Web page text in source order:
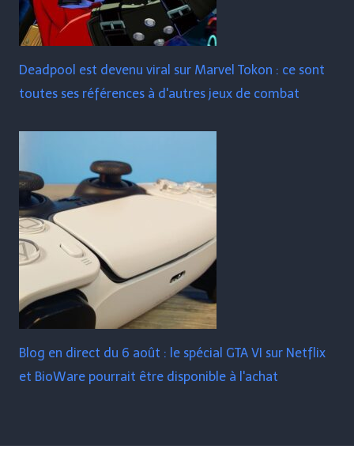
Deadpool est devenu viral sur Marvel Tokon : ce sont
toutes ses références à d'autres jeux de combat
Blog en direct du 6 août : le spécial GTA VI sur Netflix
et BioWare pourrait être disponible à l'achat